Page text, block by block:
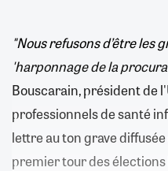
"Nous refusons d’être les
'harponnage de la
Bouscarain, président de
professionnels de santé
lettre au ton grave
premier tour des